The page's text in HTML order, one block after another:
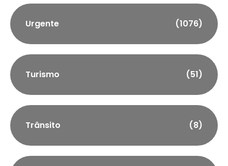
Urgente (1076)
Turismo (51)
Trânsito (8)